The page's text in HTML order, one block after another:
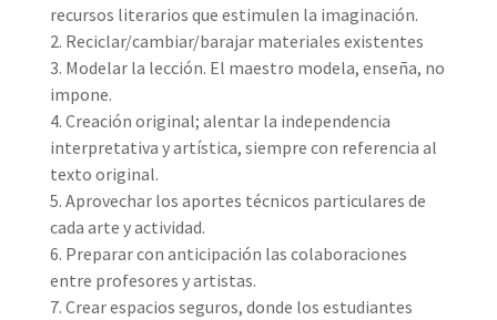
recursos literarios que estimulen la imaginación.
2. Reciclar/cambiar/barajar materiales existentes
3. Modelar la lección. El maestro modela, enseña, no
impone.
4. Creación original; alentar la independencia
interpretativa y artística, siempre con referencia al
texto original.
5. Aprovechar los aportes técnicos particulares de
cada arte y actividad.
6. Preparar con anticipación las colaboraciones
entre profesores y artistas.
7. Crear espacios seguros, donde los estudiantes